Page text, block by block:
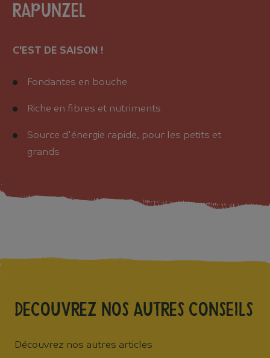
RAPUNZEL
C'EST DE SAISON !
Fondantes en bouche
Riche en fibres et nutriments
Source d'énergie rapide, pour les petits et
grands
Decouvrez nos autres conseils
Découvrez nos autres articles